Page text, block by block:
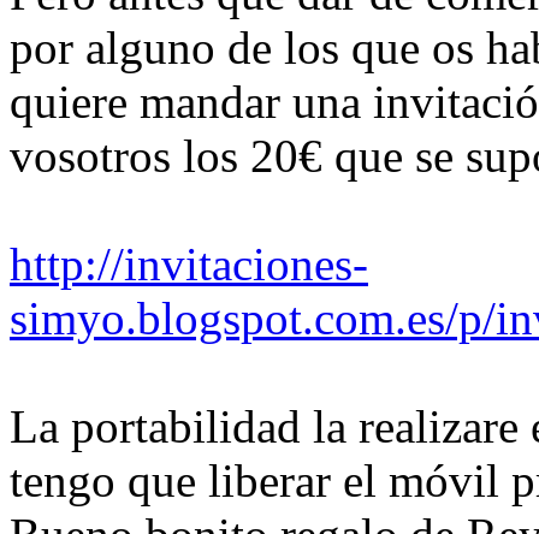
por alguno de los que os
quiere mandar una
vosotros los 20€ que se
http://invitaciones-
simyo.blogspot.com.es/p/
La portabilidad la realizare
tengo que liberar el móvil